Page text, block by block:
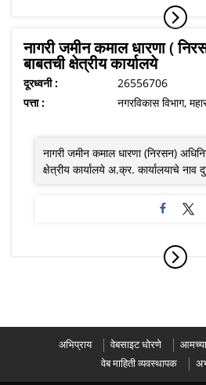
नागरी जमीन कमाल धारणा (
बाबतची क्षेत्रीय कार्यालये
दूरध्वनी :
26556706
पत्ता :
नगरविकास विभाग,
नागरी जमीन कमाल धारणा (निरसन)
क्षेत्रीय कार्यालये अ.क्र. कार्यालयाचे नाव
अभिप्राय वेबसाइट धोरणे
वेब माहिती व्यवस्थापक